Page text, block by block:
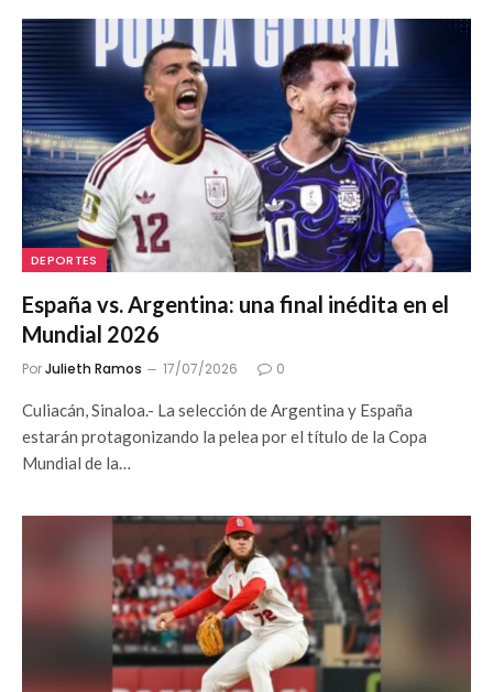
DEPORTES
España vs. Argentina: una final inédita en el
Mundial 2026
PorJulieth Ramos 17/07/2026 0
Culiacán, Sinaloa.- La selección de Argentina y España
estarán protagonizando la pelea por el título de la Copa
Mundial de la…